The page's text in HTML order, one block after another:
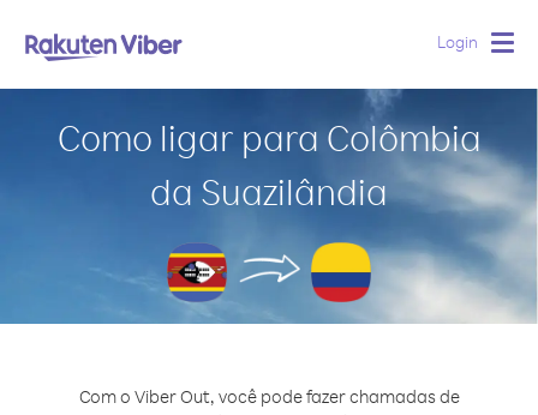
Login
Como ligar para Colômbia
da Suazilândia
Com o Viber Out, você pode fazer chamadas de